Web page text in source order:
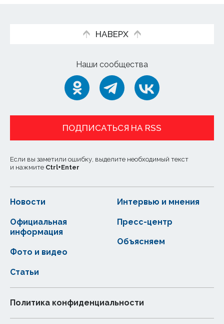
НАВЕРХ
Наши сообщества
ПОДПИСАТЬСЯ НА RSS
Если вы заметили ошибку, выделите необходимый текст
и нажмите Ctrl+Enter
Новости
Статьи
Официальная
информация
Интервью и мнения
Фото и видео
Пресс-центр
Объясняем
Политика конфиденциальности